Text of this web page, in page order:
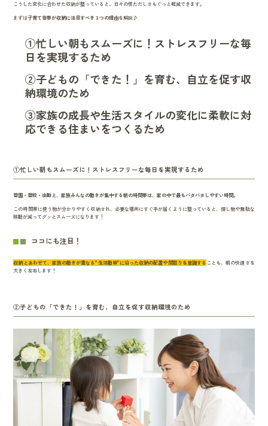
こうした変化に合わせた収納が整っていると、日々の慌ただしさもぐっと軽減できます。
まずは子育て世帯が収納に注目すべき３つの理由を解説♪
①忙しい朝もスムーズに！ストレスフリーな毎
日を実現するため
②子どもの「できた！」を育む、自立を促す収
納環境のため
③家族の成長や生活スタイルの変化に柔軟に対
応できる住まいをつくるため
①忙しい朝もスムーズに！ストレスフリーな毎日を実現するため
登園・登校・出勤と、家族みんなの動きが集中する朝の時間帯は、家の中で最もバタバタしやすい時間。
この時間帯に使う物が分かりやすく収納され、必要な場所にすぐ手が届くように整っていると、探し物や無駄な
移動が減ってグッとスムーズになります！
ココにも注目！
収納とあわせて、家族の動きが重なる"生活動線"に沿った収納の配置や間取りを意識する ことも、朝の快適さを
大きく左右します！
②子どもの「できた！」を育む、自立を促す収納環境のため